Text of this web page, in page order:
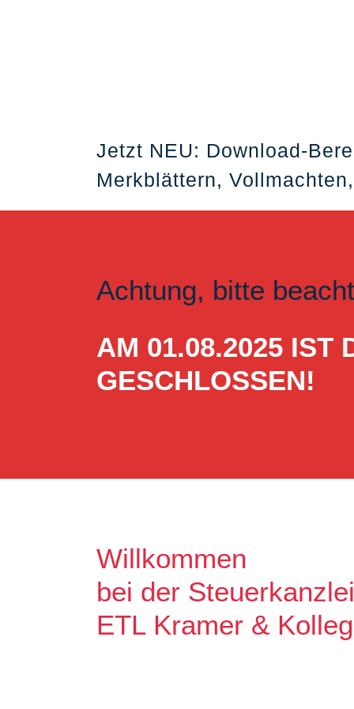
Jetzt NEU: Download-
Merkblättern,
Achtung, bitte
AM 01.08.2025 IST
GESCHLOSSEN!
Willkommen
bei der Steuerkanzlei
ETL Kramer &